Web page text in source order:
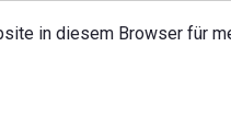
in diesem Browser für